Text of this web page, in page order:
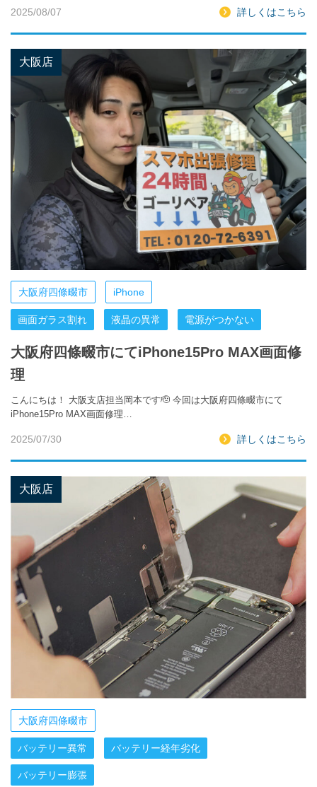
2025/08/07 詳しくはこちら
大阪店
大阪府四條畷市 iPhone
画面ガラス割れ 液晶の異常 電源がつかない
大阪府四條畷市にてiPhone15Pro MAX画面修
理
こんにちは！ 大阪支店担当岡本です🫡 今回は大阪府四條畷市にて
iPhone15Pro MAX画面修理…
2025/07/30 詳しくはこちら
大阪店
大阪府四條畷市
バッテリー異常 バッテリー経年劣化
バッテリー膨張